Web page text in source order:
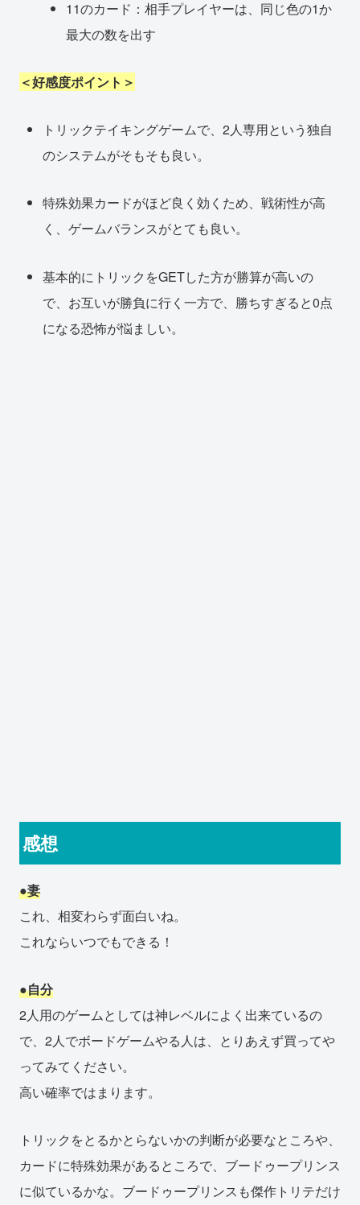
11のカード：相手プレイヤーは、同じ色の1か
最大の数を出す
＜好感度ポイント＞
トリックテイキングゲームで、2人専用という独自
のシステムがそもそも良い。
特殊効果カードがほど良く効くため、戦術性が高
く、ゲームバランスがとても良い。
基本的にトリックをGETした方が勝算が高いの
で、お互いが勝負に行く一方で、勝ちすぎると0点
になる恐怖が悩ましい。
感想
●妻
これ、相変わらず面白いね。
これならいつでもできる！
●自分
2人用のゲームとしては神レベルによく出来ているの
で、2人でボードゲームやる人は、とりあえず買ってや
ってみてください。
高い確率ではまります。
トリックをとるかとらないかの判断が必要なところや、
カードに特殊効果があるところで、ブードゥープリンス
に似ているかな。ブードゥープリンスも傑作トリテだけ